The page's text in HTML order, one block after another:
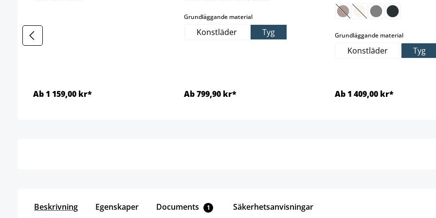
Ab 1 159,00 kr*
Grundläggande materialselect
Konstläder Tyg
Ab 799,90 kr*
(Det här alternativet är för
(Det här alternativet
Grundläggande materialselect
Konstläder Tyg
Ab 1 409,00 kr*
Beskrivning Egenskaper Documents 1 Säkerhetsanvisningar